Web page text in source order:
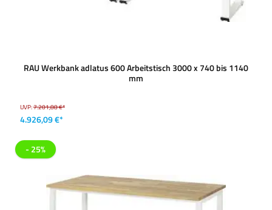
RAU Werkbank adlatus 600 Arbeitstisch 3000 x 740 bis 1140
mm
UVP:7.201,88 €*
4.926,09 €*
- 25%